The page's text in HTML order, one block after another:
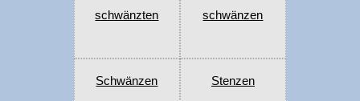
schwänzten schwänzen
Schwänzen Stenzen